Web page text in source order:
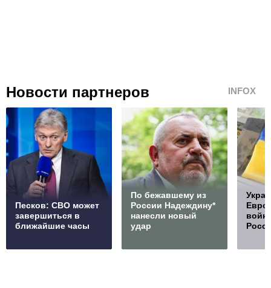
Новости партнеров INFOX
Песков: СВО может
завершиться в
ближайшие часы
По бежавшему из
России Надеждину*
нанесли новый
удар